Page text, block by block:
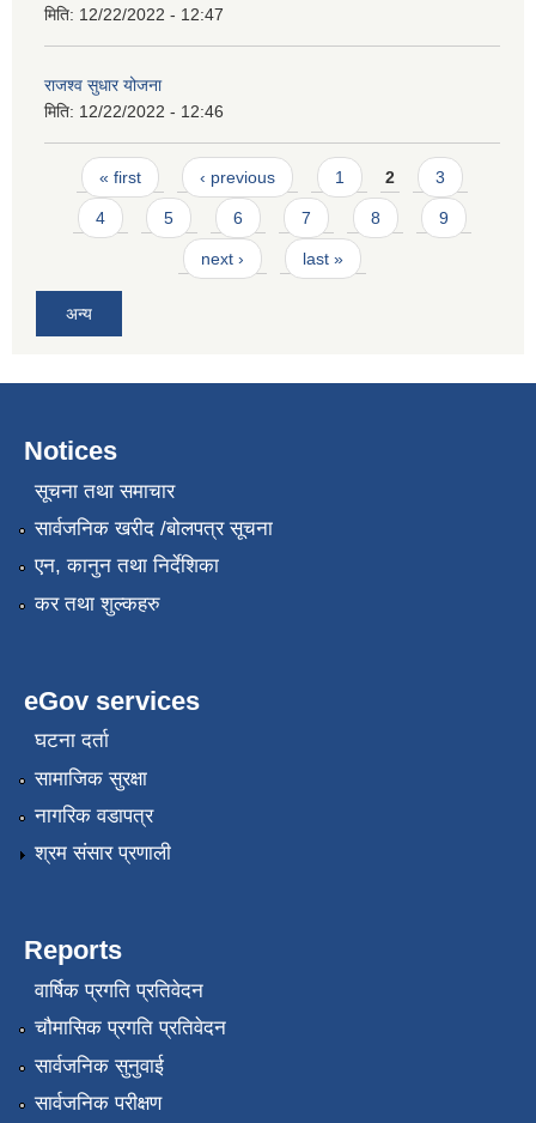
मिति: 12/22/2022 - 12:47
राजश्व सुधार योजना
मिति: 12/22/2022 - 12:46
Pages
« first ‹ previous 1 2 3
4 5 6 7 8 9
next › last »
अन्य
Notices
सूचना तथा समाचार
सार्वजनिक खरीद /बोलपत्र सूचना
एन, कानुन तथा निर्देशिका
कर तथा शुल्कहरु
eGov services
घटना दर्ता
सामाजिक सुरक्षा
नागरिक वडापत्र
श्रम संसार प्रणाली
Reports
वार्षिक प्रगति प्रतिवेदन
चौमासिक प्रगति प्रतिवेदन
सार्वजनिक सुनुवाई
सार्वजनिक परीक्षण